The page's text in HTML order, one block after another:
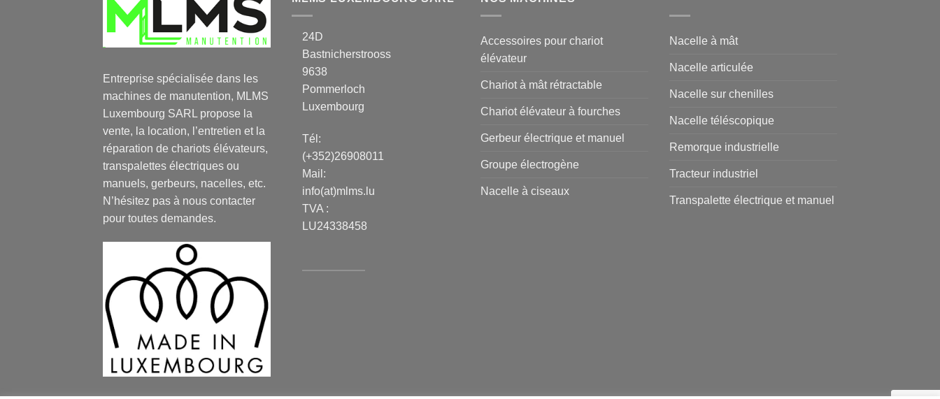
Entreprise spécialisée dans les
machines de manutention, MLMS
Luxembourg SARL propose la
vente, la location, l’entretien et la
réparation de chariots élévateurs,
transpalettes électriques ou
manuels, gerbeurs, nacelles, etc.
N’hésitez pas à nous contacter
pour toutes demandes.
24D
Bastnicherstrooss
9638
Pommerloch
Luxembourg
Tél:
(+352)26908011
Mail:
info(at)mlms.lu
TVA :
LU24338458
Accessoires pour chariot
élévateur
Chariot à mât rétractable
Chariot élévateur à fourches
Gerbeur électrique et manuel
Groupe électrogène
Nacelle à ciseaux
Nacelle à mât
Nacelle articulée
Nacelle sur chenilles
Nacelle téléscopique
Remorque industrielle
Tracteur industriel
Transpalette électrique et manuel